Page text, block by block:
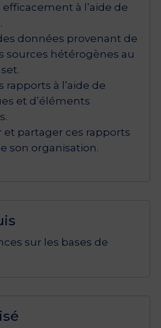
à l’aide de
données provenant de
sources hétérogènes au
rapports à l’aide de
et d’éléments
et partager ces rapports
son organisation.
sur les bases de